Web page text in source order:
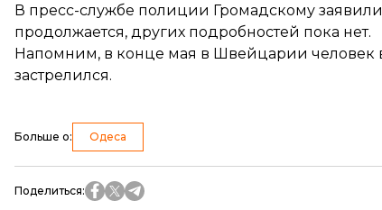
В пресс-службе полиции Громадскому
продолжается, других подробностей пока нет.
Напомним, в конце мая в Швейцарии человек
застрелился.
Больше о: Одеса
Поделиться: